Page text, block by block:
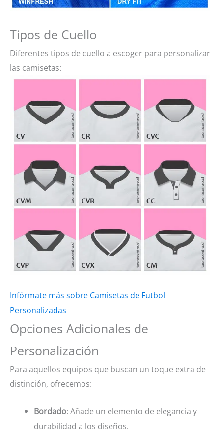
Tipos de Cuello
Diferentes tipos de cuello a escoger para personalizar
las camisetas:
Infórmate más sobre Camisetas de Futbol
Personalizadas
Opciones Adicionales de
Personalización
Para aquellos equipos que buscan un toque extra de
distinción, ofrecemos:
Bordado: Añade un elemento de elegancia y
durabilidad a los diseños.